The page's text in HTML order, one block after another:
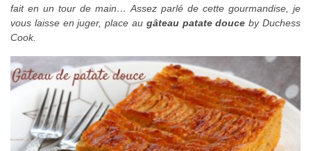
fait en un tour de main… Assez parlé de cette gourmandise, je
vous laisse en juger, place au gâteau patate douce by Duchess
Cook.